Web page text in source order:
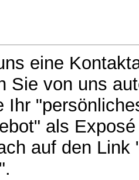
eine
Sie von uns
Ihr
als
auf den Link